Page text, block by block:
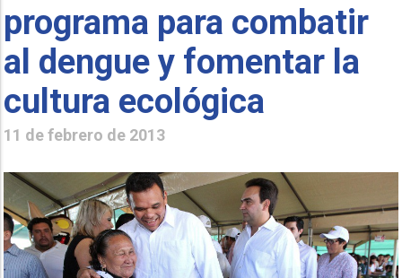
programa para combatir
al dengue y fomentar la
cultura ecológica
11 de febrero de 2013